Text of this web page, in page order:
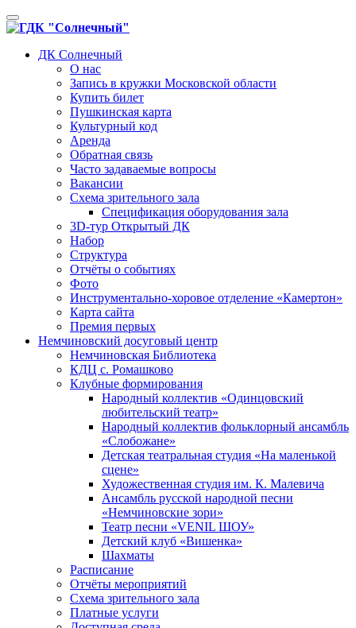
Toggle
navigation
ДК Солнечный
О нас
Запись в кружки Московской области
Купить билет
Пушкинская карта
Культурный код
Аренда
Обратная связь
Часто задаваемые вопросы
Вакансии
Схема зрительного зала
Спецификация оборудования зала
3D-тур Открытый ДК
Набор
Структура
Отчёты о событиях
Фото
Инструментально-хоровое отделение «Камертон»
Карта сайта
Премия первых
Немчиновский досуговый центр
Немчиновская Библиотека
КДЦ с. Ромашково
Клубные формирования
Народный коллектив «Одинцовский
любительский театр»
Народный коллектив фольклорный ансамбль
«Слобожане»
Детская театральная студия «На маленькой
сцене»
Художественная студия им. К. Малевича
Ансамбль русской народной песни
«Немчиновские зори»
Театр песни «VENIL ШОУ»
Детский клуб «Вишенка»
Шахматы
Расписание
Отчёты мероприятий
Схема зрительного зала
Платные услуги